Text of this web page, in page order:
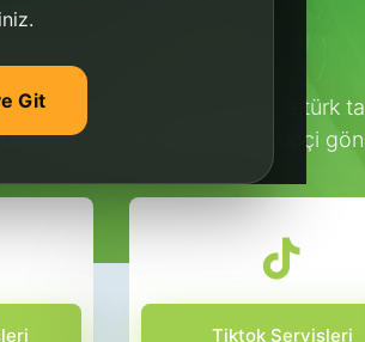
Gittakipavm! Ucuz, gerçek ve türk
takipçi panelimize girerek takipçi
Tiktok Servisleri